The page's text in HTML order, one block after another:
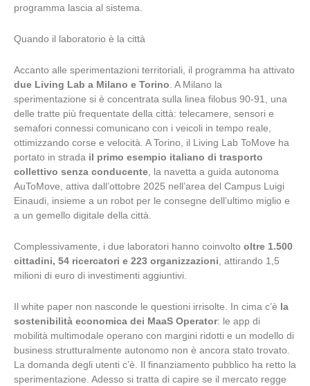
programma lascia al sistema.
Quando il laboratorio è la città
Accanto alle sperimentazioni territoriali, il programma ha attivato
due Living Lab a Milano e Torino. A Milano la
sperimentazione si è concentrata sulla linea filobus 90-91, una
delle tratte più frequentate della città: telecamere, sensori e
semafori connessi comunicano con i veicoli in tempo reale,
ottimizzando corse e velocità. A Torino, il Living Lab ToMove ha
portato in strada il primo esempio italiano di trasporto
collettivo senza conducente, la navetta a guida autonoma
AuToMove, attiva dall’ottobre 2025 nell’area del Campus Luigi
Einaudi, insieme a un robot per le consegne dell’ultimo miglio e
a un gemello digitale della città.
Complessivamente, i due laboratori hanno coinvolto oltre 1.500
cittadini, 54 ricercatori e 223 organizzazioni, attirando 1,5
milioni di euro di investimenti aggiuntivi.
Il white paper non nasconde le questioni irrisolte. In cima c’è la
sostenibilità economica dei MaaS Operator: le app di
mobilità multimodale operano con margini ridotti e un modello di
business strutturalmente autonomo non è ancora stato trovato.
La domanda degli utenti c’è. Il finanziamento pubblico ha retto la
sperimentazione. Adesso si tratta di capire se il mercato regge